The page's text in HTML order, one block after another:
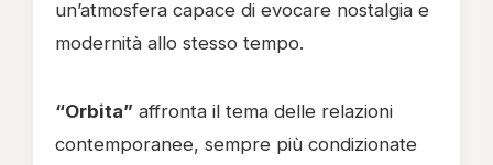
un’atmosfera capace di evocare nostalgia e
modernità allo stesso tempo.
“Orbita” affronta il tema delle relazioni
contemporanee, sempre più condizionate